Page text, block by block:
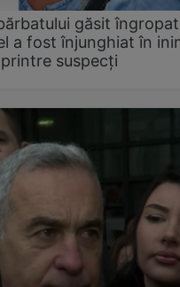
găsit
a fost înjunghiat în
suspecți